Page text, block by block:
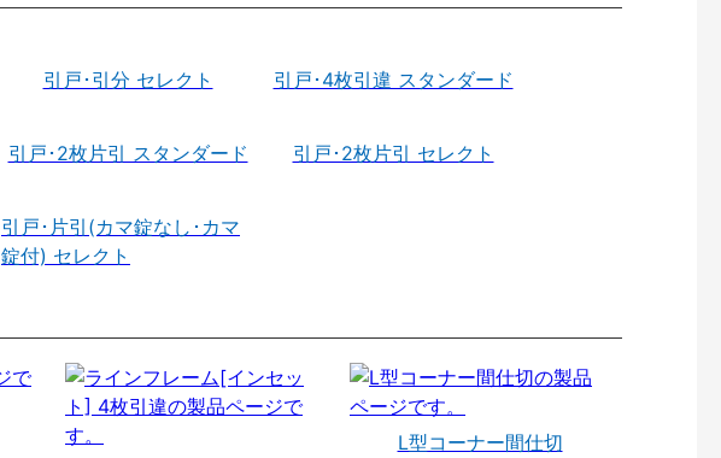
引戸･引分 セレクト 引戸･4枚引違 スタンダード
引戸･2枚片引 スタンダード 引戸･2枚片引 セレクト
引戸･片引(カマ錠なし･カマ
錠付) セレクト
L型コーナー間仕切